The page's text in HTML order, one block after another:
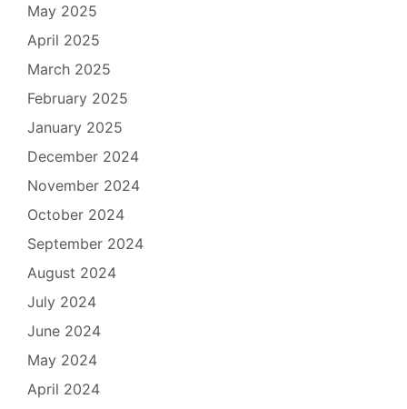
May 2025
April 2025
March 2025
February 2025
January 2025
December 2024
November 2024
October 2024
September 2024
August 2024
July 2024
June 2024
May 2024
April 2024